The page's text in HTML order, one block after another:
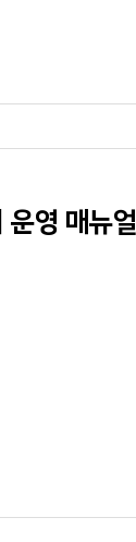
운영 매뉴얼